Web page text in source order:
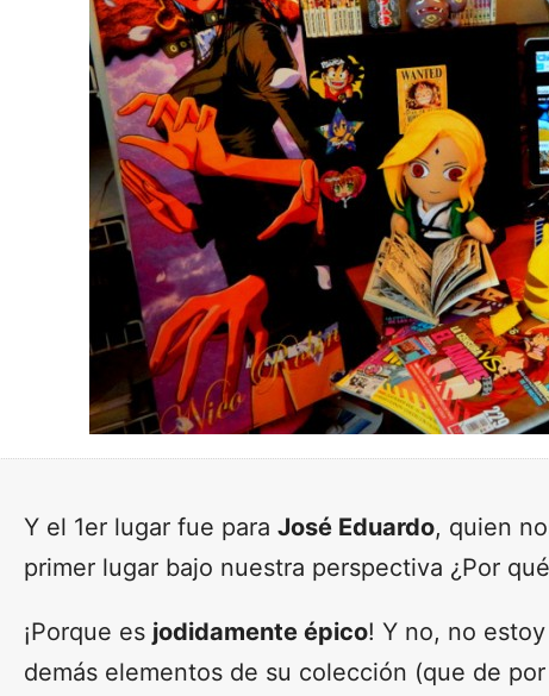
Y el 1er lugar fue para José Eduardo, quien
primer lugar bajo nuestra perspectiva ¿Por
¡Porque es jodidamente épico! Y no, no
demás elementos de su colección (que de